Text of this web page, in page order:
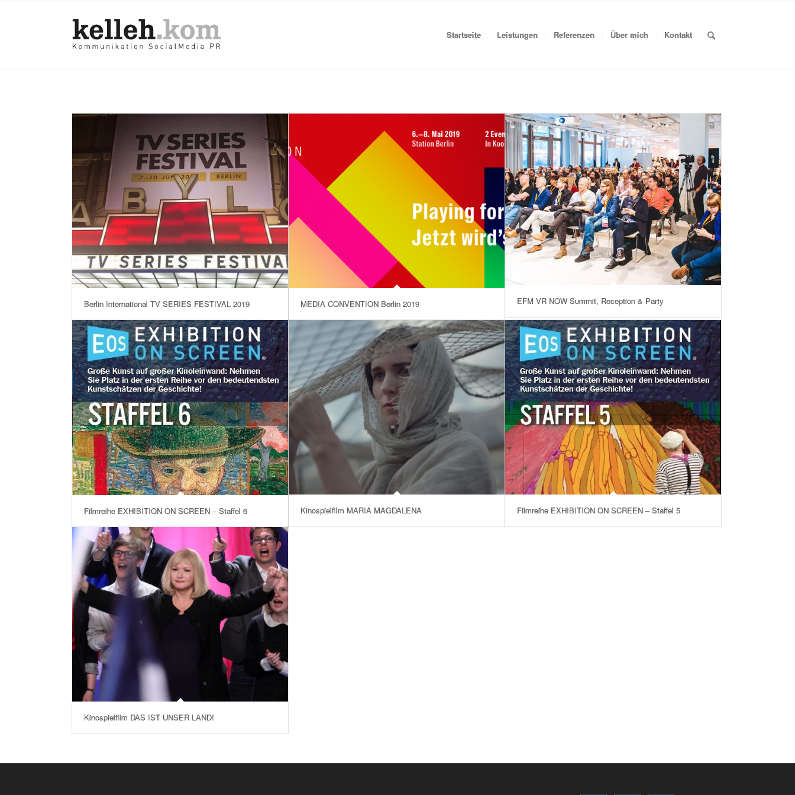
Startseite Leistungen Referenzen Über mich Kontakt
Berlin International TV SERIES FESTIVAL 2019 MEDIA CONVENTION Berlin 2019 EFM VR NOW Summit, Reception & Party
Filmreihe EXHIBITION ON SCREEN – Staffel 6 Kinospielfilm MARIA MAGDALENA Filmreihe EXHIBITION ON SCREEN – Staffel 5
Kinospielfilm DAS IST UNSER LAND!